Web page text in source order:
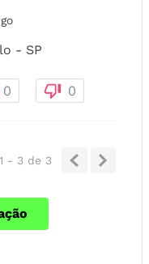
- SP
0 0
1 - 3 de 3